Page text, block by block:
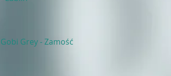
Gobi Grey - Zamość